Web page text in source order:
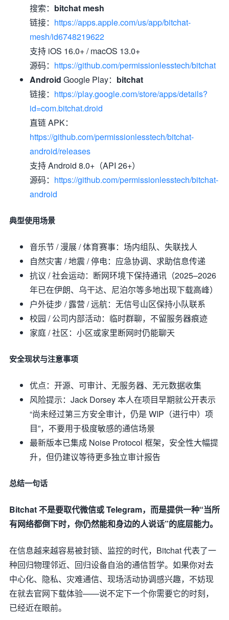
搜索： bitchat mesh
链接： https://apps.apple.com/us/app/bitchat-
mesh/id6748219622
支持 iOS 16.0+ / macOS 13.0+
源码： https://github.com/permissionlesstech/bitchat
Android Google Play： bitchat
链接： https://play.google.com/store/apps/details?
id=com.bitchat.droid
直链 APK：
https://github.com/permissionlesstech/bitchat-
android/releases
支持 Android 8.0+（API 26+）
源码： https://github.com/permissionlesstech/bitchat-
android
典型使用场景
音乐节 / 漫展 / 体育赛事：场内组队、失联找人
自然灾害 / 地震 / 停电：应急协调、求助信息传递
抗议 / 社会运动：断网环境下保持通讯（2025–2026
年已在伊朗、乌干达、尼泊尔等多地出现下载高峰）
户外徒步 / 露营 / 远航：无信号山区保持小队联系
校园 / 公司内部活动：临时群聊，不留服务器痕迹
家庭 / 社区：小区或家里断网时仍能聊天
安全现状与注意事项
优点：开源、可审计、无服务器、无元数据收集
风险提示：Jack Dorsey 本人在项目早期就公开表示
“尚未经过第三方安全审计，仍是 WIP（进行中）项
目”，不要用于极度敏感的通信场景
最新版本已集成 Noise Protocol 框架，安全性大幅提
升，但仍建议等待更多独立审计报告
总结一句话
Bitchat 不是要取代微信或 Telegram，而是提供一种“当所
有网络都倒下时，你仍然能和身边的人说话”的底层能力。
在信息越来越容易被封锁、监控的时代，Bitchat 代表了一
种回归物理邻近、回归设备自治的通信哲学。如果你对去
中心化、隐私、灾难通信、现场活动协调感兴趣，不妨现
在就去官网下载体验——说不定下一个你需要它的时刻，
已经近在眼前。